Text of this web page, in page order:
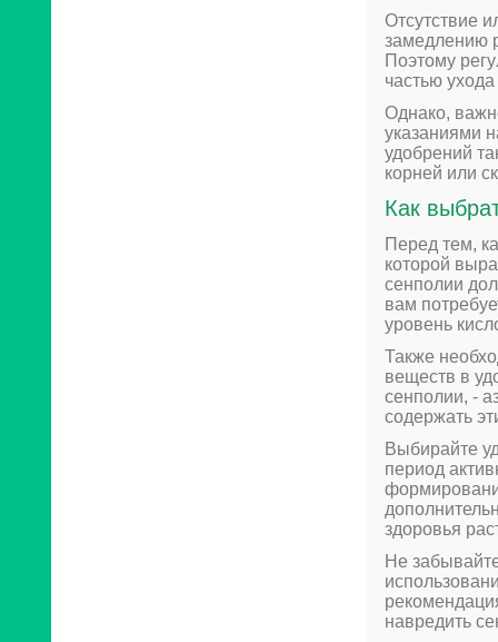
Отсутствие
замедлению
Поэтому
частью
Однако,
указаниями
удобрений
корней или
Как
Перед тем,
которой
сенполии
вам
уровень
Также
веществ в
сенполии, -
содержать
Выбирайте
период
здоровья
Не
навредить